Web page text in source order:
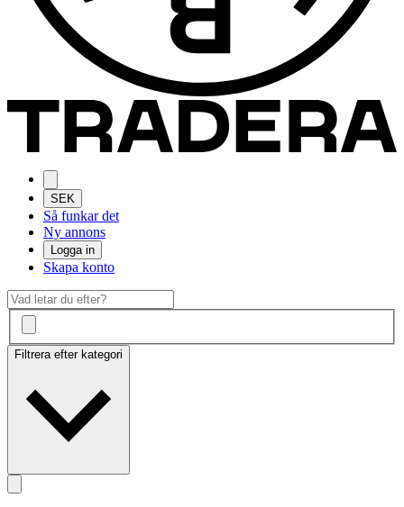
SEK
Så funkar det
Ny annons
Logga in
Skapa konto
Filtrera efter kategori